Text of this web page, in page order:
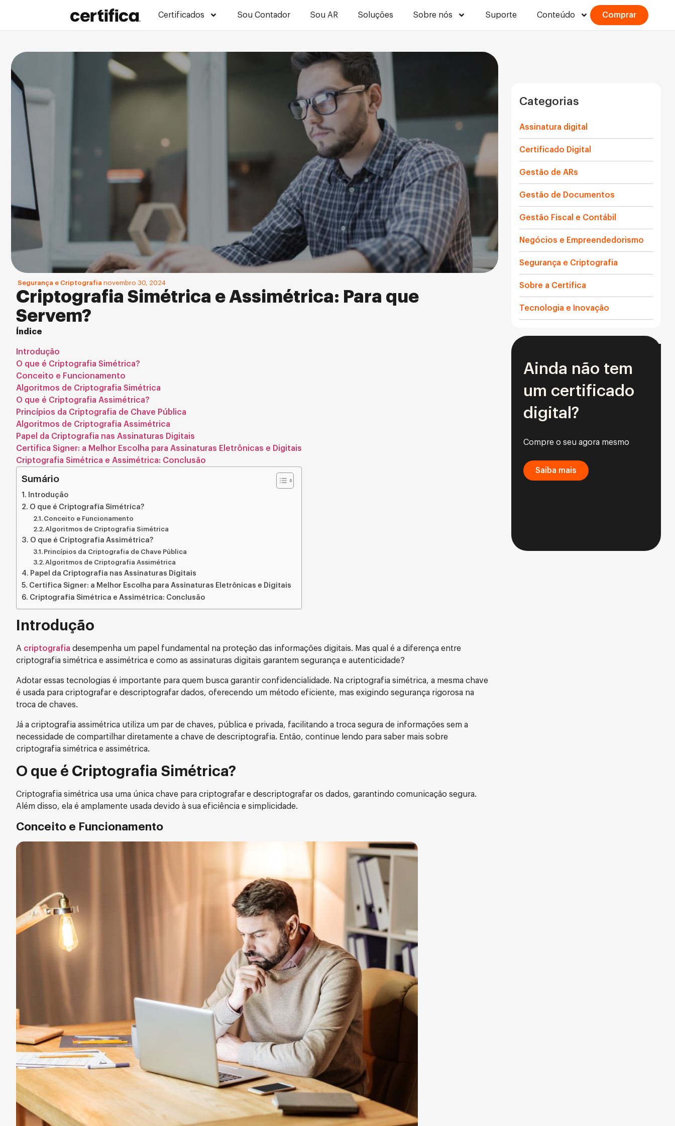
Certificados Sou Contador Sou AR Soluções Sobre nós Suporte Conteúdo Comprar
Segurança e Criptografia novembro 30, 2024
Criptografia Simétrica e Assimétrica: Para que
Servem?
Índice
Introdução
O que é Criptografia Simétrica?
Conceito e Funcionamento
Algoritmos de Criptografia Simétrica
O que é Criptografia Assimétrica?
Princípios da Criptografia de Chave Pública
Algoritmos de Criptografia Assimétrica
Papel da Criptografia nas Assinaturas Digitais
Certifica Signer: a Melhor Escolha para Assinaturas Eletrônicas e Digitais
Criptografia Simétrica e Assimétrica: Conclusão
Sumário
Introdução
O que é Criptografia Simétrica?
Conceito e Funcionamento
Algoritmos de Criptografia Simétrica
O que é Criptografia Assimétrica?
Princípios da Criptografia de Chave Pública
Algoritmos de Criptografia Assimétrica
Papel da Criptografia nas Assinaturas Digitais
Certifica Signer: a Melhor Escolha para Assinaturas Eletrônicas e Digitais
Criptografia Simétrica e Assimétrica: Conclusão
Introdução
A criptografia desempenha um papel fundamental na proteção das informações digitais. Mas qual é a diferença entre
criptografia simétrica e assimétrica e como as assinaturas digitais garantem segurança e autenticidade?
Adotar essas tecnologias é importante para quem busca garantir confidencialidade. Na criptografia simétrica, a mesma chave
é usada para criptografar e descriptografar dados, oferecendo um método eficiente, mas exigindo segurança rigorosa na
troca de chaves.
Já a criptografia assimétrica utiliza um par de chaves, pública e privada, facilitando a troca segura de informações sem a
necessidade de compartilhar diretamente a chave de descriptografia. Então, continue lendo para saber mais sobre
criptografia simétrica e assimétrica.
O que é Criptografia Simétrica?
Criptografia simétrica usa uma única chave para criptografar e descriptografar os dados, garantindo comunicação segura.
Além disso, ela é amplamente usada devido à sua eficiência e simplicidade.
Conceito e Funcionamento
Categorias
Assinatura digital
Certificado Digital
Gestão de ARs
Gestão de Documentos
Gestão Fiscal e Contábil
Negócios e Empreendedorismo
Segurança e Criptografia
Sobre a Certifica
Tecnologia e Inovação
Ainda não tem
um certificado
digital?
Compre o seu agora mesmo
Saiba mais